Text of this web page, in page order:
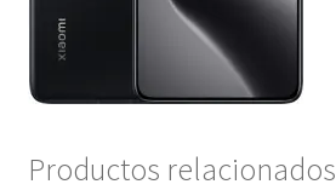
Productos relacionados